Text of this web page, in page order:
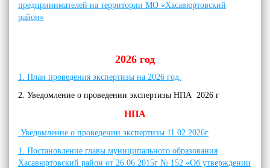
предпринимателей на территории МО «Хасавюртовский
район»
2026 год
1. План проведения экспертизы на 2026 год.
2. Уведомление о проведении экспертизы НПА 2026 г
НПА
Уведомление о проведении экспертизы 11.02.2026г
1. Постановление главы муниципального образования
Хасавюртовский район от 26.06.2015г № 152 «Об утверждении